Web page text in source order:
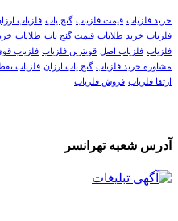
خرید فلزیاب قیمت فلزیاب گنج یاب فلزیاب
فلزیاب خرید طلایاب قیمت گنج یاب طلایاب
فلزیاب فلزیاب اصل قویترین فلزیاب فلزیاب
مشاوره خرید فلزیاب گنج یاب ارزان فلزیاب
ارتقا فلزیاب فروش فلزیاب
آدرس شعبه تهرانسر